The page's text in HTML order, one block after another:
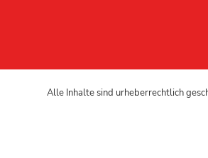
Alle Inhalte sind urheberrechtlich